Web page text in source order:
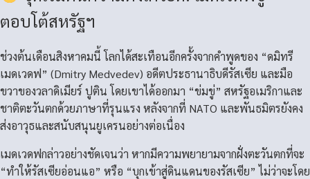
ตอบโต้สหรัฐฯ
ช่วงต้นเดือนสิงหาคมนี้ โลกได้สะเทือนอีกครั้งจากคำพูดของ “ดมิทรี
เมดเวดฟ” (Dmitry Medvedev) อดีตประธานาธิบดีรัสเซีย และมือ
ขวาของวลาดิเมียร์ ปูติน โดยเขาได้ออกมา “ข่มขู่” สหรัฐอเมริกาและ
ชาติตะวันตกด้วยภาษาที่รุนแรง หลังจากที่ NATO และพันธมิตรยังคง
ส่งอาวุธและสนับสนุนยูเครนอย่างต่อเนื่อง
เมดเวดฟกล่าวอย่างชัดเจนว่า หากมีความพยายามจากฝั่งตะวันตกที่จะ
“ทำให้รัสเซียอ่อนแอ” หรือ “บุกเข้าสู่ดินแดนของรัสเซีย” ไม่ว่าจะโดย